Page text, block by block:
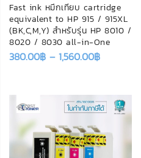
Fast ink หมึกเทียบ cartridge
equivalent to HP 915 / 915XL
(ฺBK,C,M,Y) สำหรับรุ่น HP 8010 /
8020 / 8030 all-in-One
380.00฿ – 1,560.00฿